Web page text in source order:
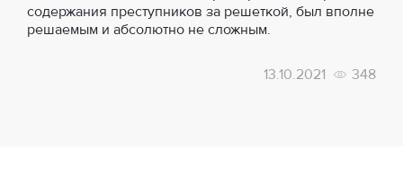
содержания преступников за решеткой, был вполне
решаемым и абсолютно не сложным.
13.10.2021 348